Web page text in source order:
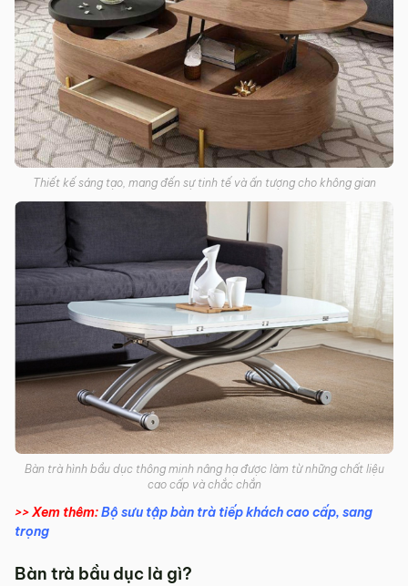
Thiết kế sáng tạo, mang đến sự tinh tế và ấn tượng cho không gian
Bàn trà hình bầu dục thông minh nâng hạ được làm từ những chất liệu
cao cấp và chắc chắn
>> Xem thêm:Bộ sưu tập bàn trà tiếp khách cao cấp, sang
trọng
Bàn trà bầu dục là gì?